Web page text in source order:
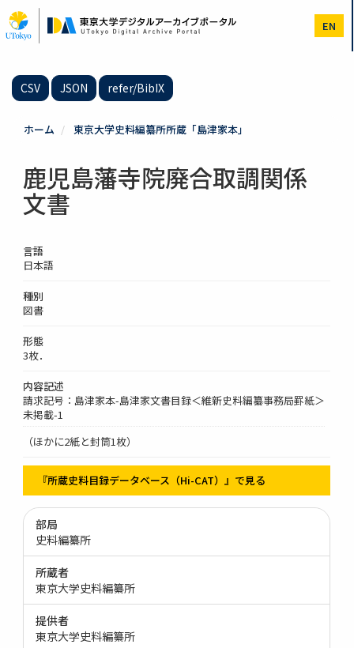
イ
ン
EN
CSV JSON refer/BibIX
ホーム 東京大学史料編纂所所蔵「島津家本」
鹿児島藩寺院廃合取調関係
文書
言語
日本語
種別
図書
形態
3枚．
内容記述
請求記号：島津家本-島津家文書目録＜維新史料編纂事務局罫紙＞
未掲載-1
（ほかに2紙と封筒1枚）
『所蔵史料目録データベース（Hi-CAT）』で見る
部局
史料編纂所
所蔵者
東京大学史料編纂所
提供者
東京大学史料編纂所